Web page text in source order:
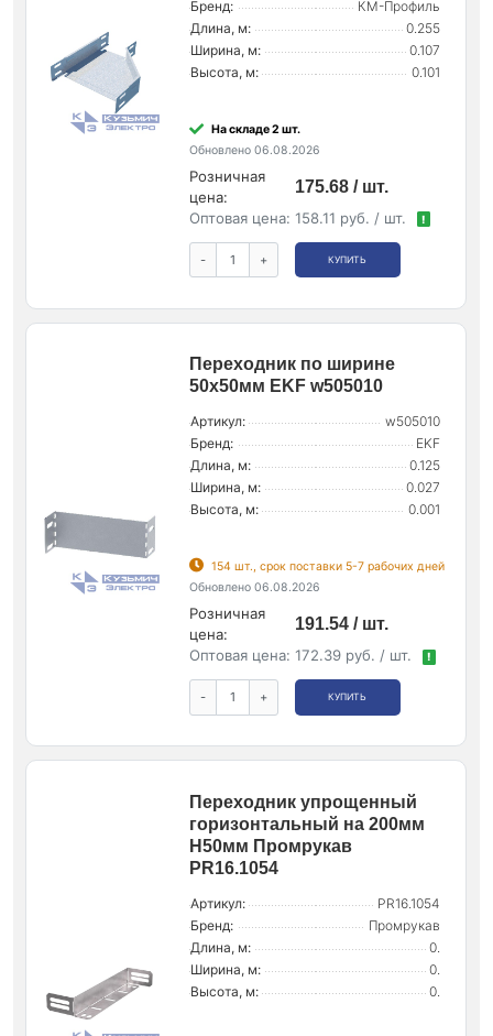
Бренд:
КМ-Профиль
Длина, м:
0.255
Ширина, м:
0.107
Высота, м:
0.101
На складе 2 шт.
Обновлено 06.08.2026
Розничная
цена:
175.68 / шт.
Оптовая цена: 158.11 руб. / шт. !
- + КУПИТЬ
Переходник по ширине
50х50мм EKF w505010
Артикул:
w505010
Бренд:
EKF
Длина, м:
0.125
Ширина, м:
0.027
Высота, м:
0.001
154 шт., срок поставки 5-7 рабочих дней
Обновлено 06.08.2026
Розничная
цена:
191.54 / шт.
Оптовая цена: 172.39 руб. / шт. !
- + КУПИТЬ
Переходник упрощенный
горизонтальный на 200мм
H50мм Промрукав
PR16.1054
Артикул:
PR16.1054
Бренд:
Промрукав
Длина, м:
0.
Ширина, м:
0.
Высота, м:
0.